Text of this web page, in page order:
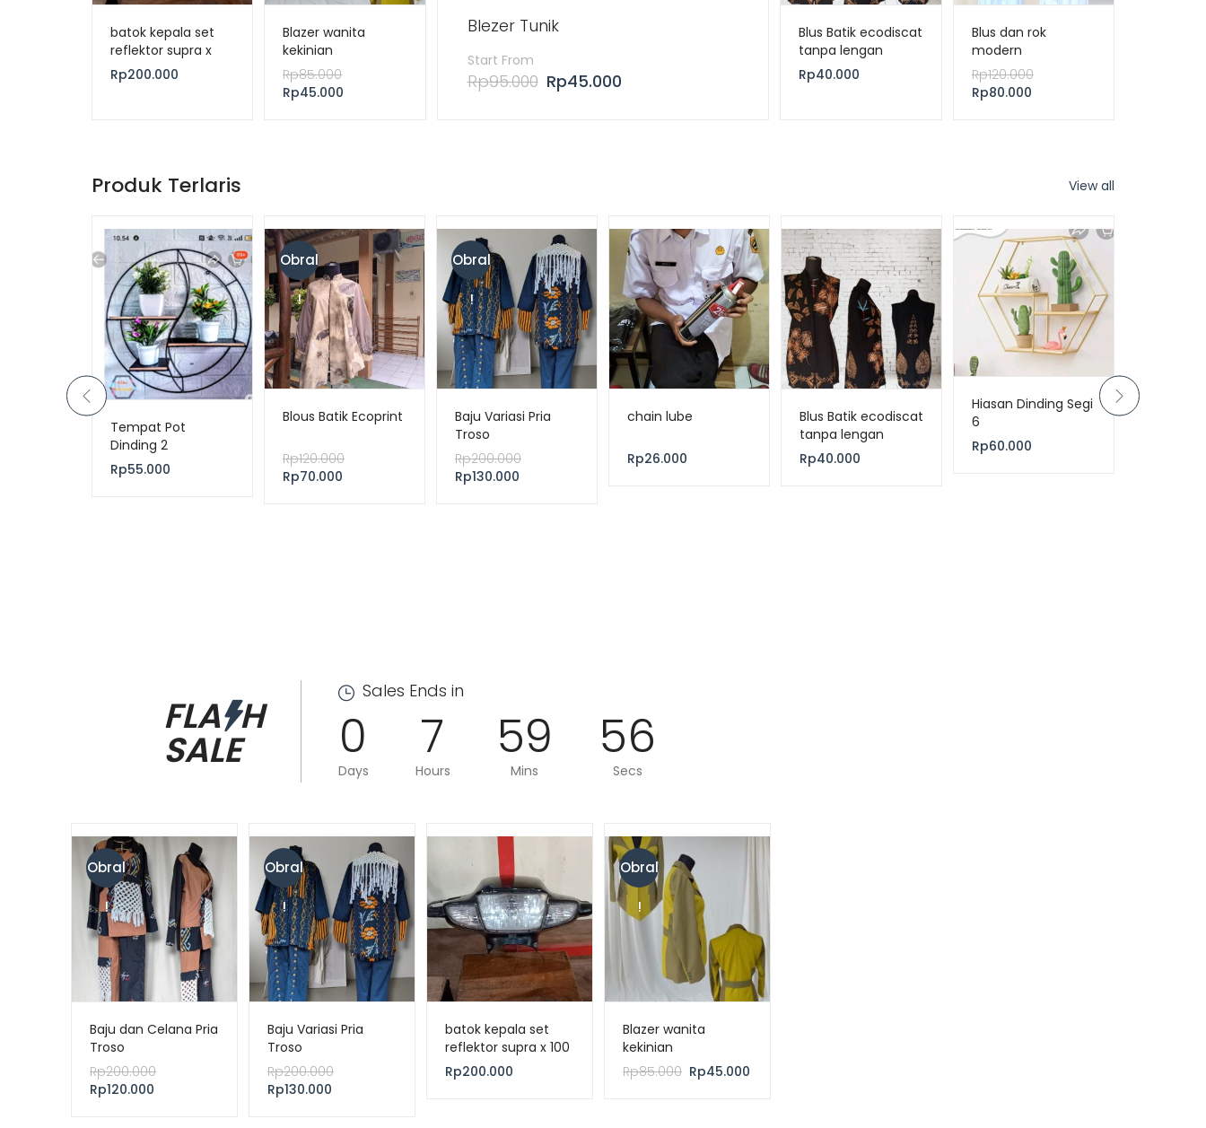
batok kepala set
reflektor supra x
100
Rp200.000
Blazer wanita
kekinian
Rp85.000
Rp45.000
Blezer Tunik
Start From
Rp95.000 Rp45.000
Blus Batik ecodiscat
tanpa lengan
Rp40.000
Blus dan rok
modern
Rp120.000
Rp80.000
Produk Terlaris View all
Tempat Pot
Dinding 2
Rp55.000
Obral
!
Blous Batik Ecoprint
Rp120.000
Rp70.000
Obral
!
Baju Variasi Pria
Troso
Rp200.000
Rp130.000
chain lube
Rp26.000
Blus Batik ecodiscat
tanpa lengan
Rp40.000
Hiasan Dinding Segi
6
Rp60.000
FLA H
SALE
Sales Ends in
0
Days
7
Hours
59
Mins
55
Secs
Obral
!
Baju dan Celana Pria
Troso
Rp200.000
Rp120.000
Obral
!
Baju Variasi Pria
Troso
Rp200.000
Rp130.000
batok kepala set
reflektor supra x 100
Rp200.000
Obral
!
Blazer wanita
kekinian
Rp85.000 Rp45.000